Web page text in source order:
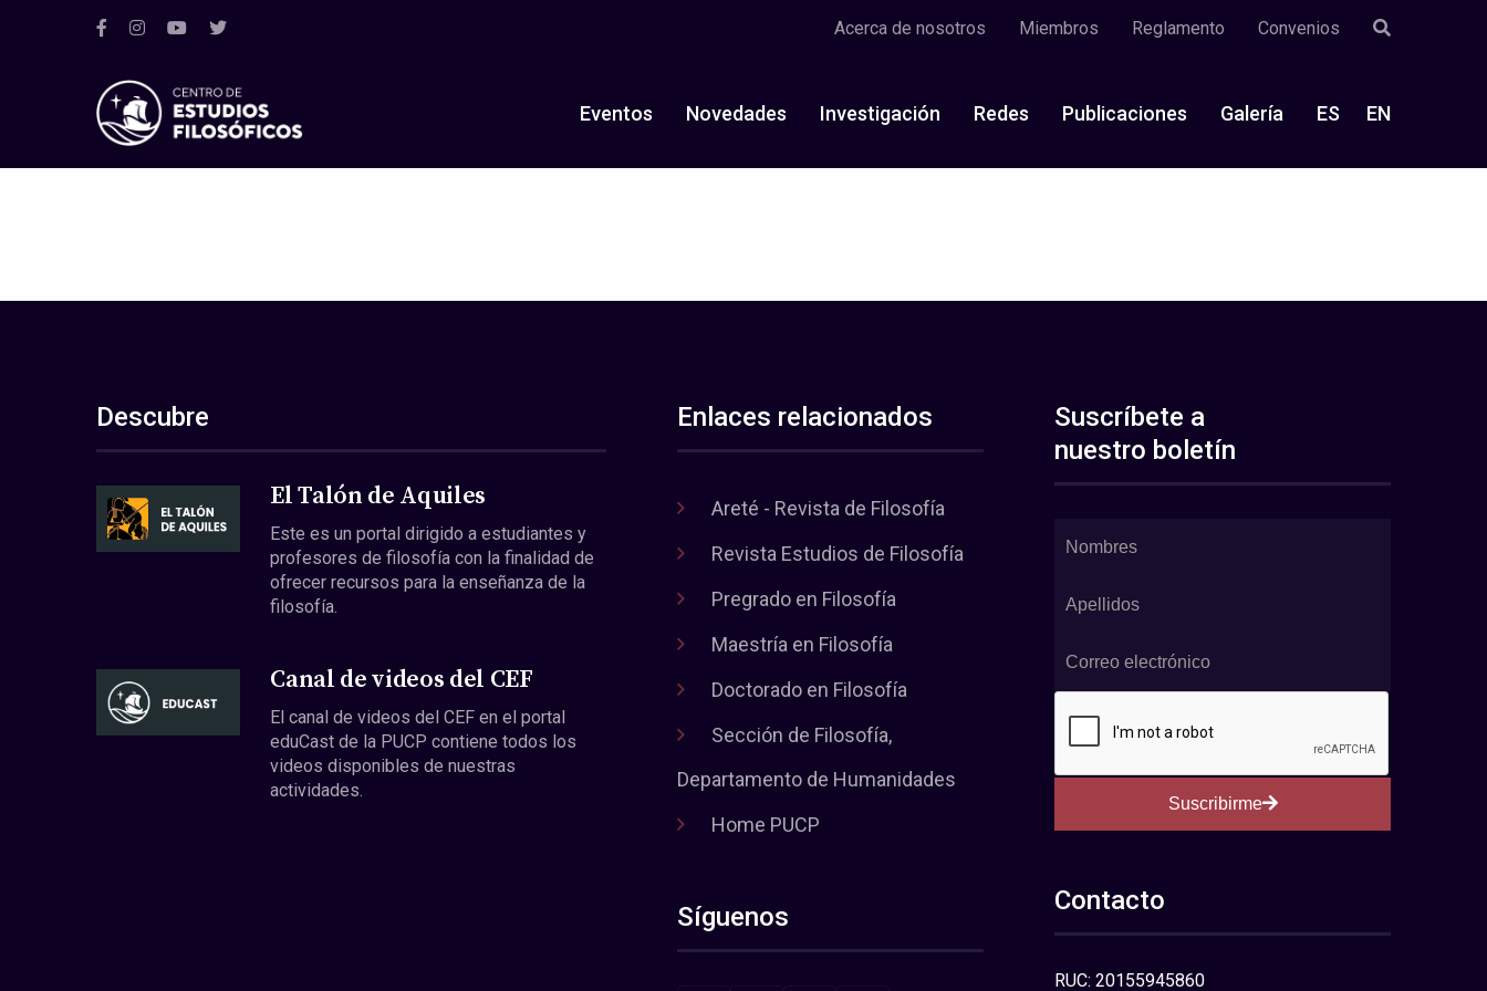
Acerca de nosotros Miembros Reglamento Convenios
Eventos Novedades Investigación Redes Publicaciones Galería ES EN
Descubre
El Talón de Aquiles
Este es un portal dirigido a estudiantes y
profesores de filosofía con la finalidad de
ofrecer recursos para la enseñanza de la
filosofía.
Canal de videos del CEF
El canal de videos del CEF en el portal
eduCast de la PUCP contiene todos los
videos disponibles de nuestras
actividades.
Enlaces relacionados
Areté - Revista de Filosofía
Revista Estudios de Filosofía
Pregrado en Filosofía
Maestría en Filosofía
Doctorado en Filosofía
Sección de Filosofía,
Departamento de Humanidades
Home PUCP
Síguenos
Suscríbete a
nuestro boletín
Suscribirme
Contacto
RUC: 20155945860